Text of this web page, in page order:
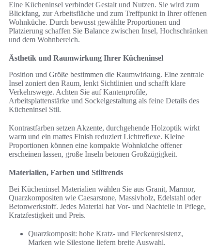
Eine Kücheninsel verbindet Gestalt und Nutzen. Sie wird zum
Blickfang, zur Arbeitsfläche und zum Treffpunkt in Ihrer offenen
Wohnküche. Durch bewusst gewählte Proportionen und
Platzierung schaffen Sie Balance zwischen Insel, Hochschränken
und dem Wohnbereich.
Ästhetik und Raumwirkung Ihrer Kücheninsel
Position und Größe bestimmen die Raumwirkung. Eine zentrale
Insel zoniert den Raum, lenkt Sichtlinien und schafft klare
Verkehrswege. Achten Sie auf Kantenprofile,
Arbeitsplattenstärke und Sockelgestaltung als feine Details des
Kücheninsel Stil.
Kontrastfarben setzen Akzente, durchgehende Holzoptik wirkt
warm und ein mattes Finish reduziert Lichtreflexe. Kleine
Proportionen können eine kompakte Wohnküche offener
erscheinen lassen, große Inseln betonen Großzügigkeit.
Materialien, Farben und Stiltrends
Bei Kücheninsel Materialien wählen Sie aus Granit, Marmor,
Quarzkompositen wie Caesarstone, Massivholz, Edelstahl oder
Betonwerkstoff. Jedes Material hat Vor- und Nachteile in Pflege,
Kratzfestigkeit und Preis.
Quarzkomposit: hohe Kratz- und Fleckenresistenz,
Marken wie Silestone liefern breite Auswahl.